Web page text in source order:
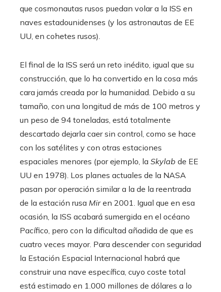
que cosmonautas rusos puedan volar a la ISS en
naves estadounidenses (y los astronautas de EE
UU, en cohetes rusos).
El final de la ISS será un reto inédito, igual que su
construcción, que lo ha convertido en la cosa más
cara jamás creada por la humanidad. Debido a su
tamaño, con una longitud de más de 100 metros y
un peso de 94 toneladas, está totalmente
descartado dejarla caer sin control, como se hace
con los satélites y con otras estaciones
espaciales menores (por ejemplo, la Skylab de EE
UU en 1978). Los planes actuales de la NASA
pasan por operación similar a la de la reentrada
de la estación rusa Miren 2001. Igual que en esa
ocasión, la ISS acabará sumergida en el océano
Pacífico, pero con la dificultad añadida de que es
cuatro veces mayor. Para descender con seguridad
la Estación Espacial Internacional habrá que
construir una nave específica, cuyo coste total
está estimado en 1.000 millones de dólares a lo